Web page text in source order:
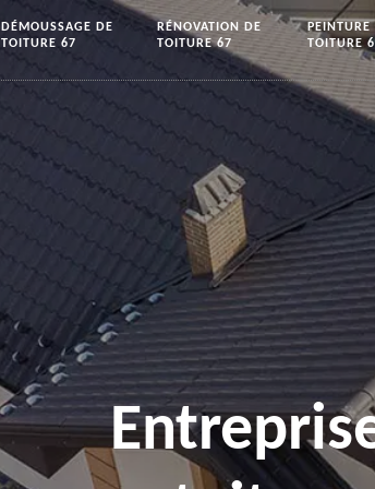
DÉMOUSSAGE DE
TOITURE 67
RÉNOVATION DE
TOITURE 67
TOITURE